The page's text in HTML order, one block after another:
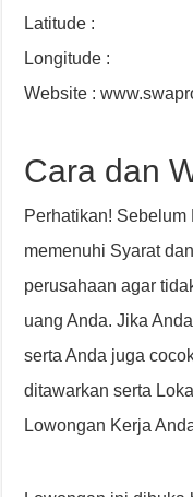
Latitude :
Longitude :
Website :
Cara dan
Perhatikan!
memenuhi Syarat
perusahaan agar
uang Anda. Jika
serta Anda juga
ditawarkan serta
Lowongan Kerja